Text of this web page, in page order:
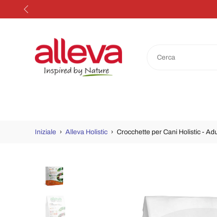
Salta
Iniziale › Alleva Holistic › Crocchette per Cani Holistic -
Passa
informazioni
sul